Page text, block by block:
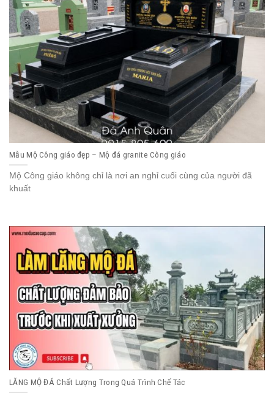
Mẫu Mộ Công giáo đẹp – Mộ đá granite Công giáo
Mộ Công giáo không chỉ là nơi an nghỉ cuối cùng của người đã
khuất
LĂNG MỘ ĐÁ Chất Lượng Trong Quá Trình Chế Tác